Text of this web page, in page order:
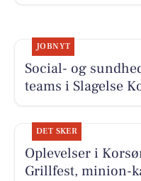
JOBNYT
Social- og
teams i Slagelse
DET SKER
Oplevelser i
Grillfest, minion-